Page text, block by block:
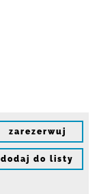
zarezerwuj
dodaj do listy